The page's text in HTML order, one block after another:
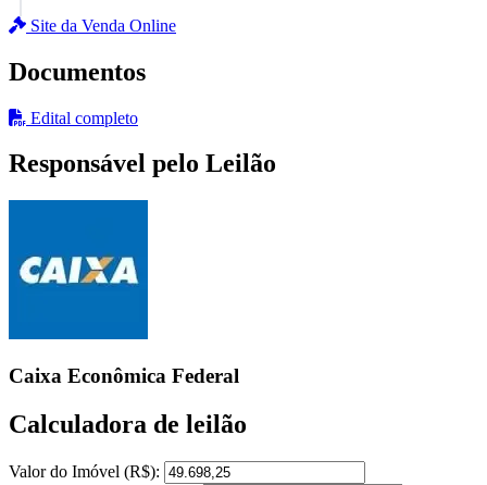
Site da Venda Online
Documentos
Edital completo
Responsável pelo Leilão
Caixa Econômica Federal
Calculadora de leilão
Valor do Imóvel (R$):